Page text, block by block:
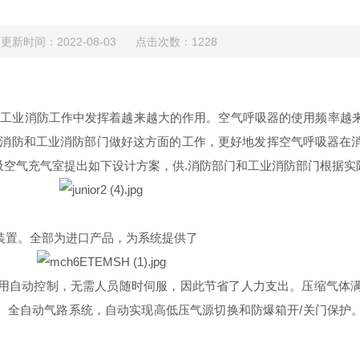
更新时间：2022-08-03 点击次数：1228
消防工作中发挥着越来越大的作用。空气呼吸器的使用频率越
和工业消防部门做好这方面的工作，更好地发挥空气呼吸器在
气充气室提出如下设计方案，供.消防部门和工业消防部门根据实
。全部为进口产品，为系统提供了
动控制，无需人员随时伺服，因此节省了人力支出。压缩气体
自动气路系统，自动实现高低压气源切换和防爆箱开/关门保护